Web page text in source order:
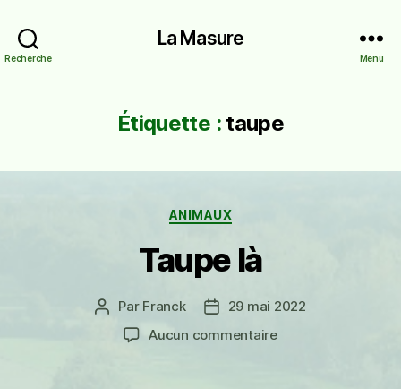
Recherche
La Masure
Menu
Étiquette : taupe
Catégories
ANIMAUX
Taupe là
Auteur
l’article
Par Franck
Date29 mai 2022
Aucun commentairesur